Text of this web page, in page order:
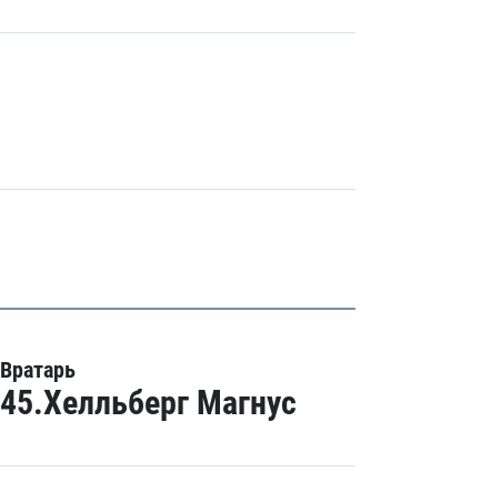
Вратарь
45.Хелльберг Магнус